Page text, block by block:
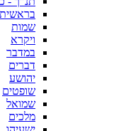
בראשית
שמות
ויקרא
במדבר
דברים
יהושע
שופטים
שמואל
מלכים